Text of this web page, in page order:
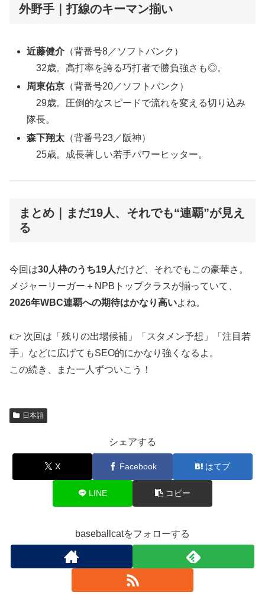
外野手｜打線のキーマン揃い
近藤健介 （背番号8／ソフトバンク）
32歳。高打率を誇る巧打者で勝負強さも◎。
周東佑京 （背番号20／ソフトバンク）
29歳。圧倒的なスピードで流れを変える切り込み
隊長。
森下翔太 （背番号23／阪神）
25歳。成長著しい若手パワーヒッター。
まとめ｜まだ19人、それでも“連覇”が見え
る
今回は30人枠のうち19人だけど、それでもこの豪華さ。
メジャーリーガー＋NPBトップクラスが揃っていて、
2026年WBC連覇への期待はかなり高いよね。
👉 次回は「残りの出場候補」「スタメン予想」「注目若
手」などに広げてもSEO的にかなり強くなるよ。
この続き、また一人ずついこう！
日本語
シェアする
X Facebook はてブ
LINE コピー
baseballcatをフォローする